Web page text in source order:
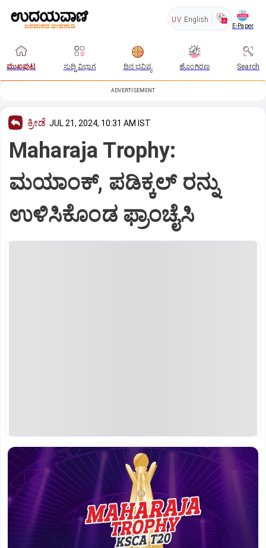
UV English
E-Paper
ಮುಖಪುಟ ಸುದ್ದಿ ವಿಭಾಗ ದಿನ ಭವಿಷ್ಯ ಹೊಂಗಿರಣ Search
ADVERTISEMENT
ಕ್ರೀಡೆ JUL 21, 2024, 10:31 AM IST
Maharaja Trophy:
ಮಯಾಂಕ್‌, ಪಡಿಕ್ಕಲ್‌ ರನ್ನು
ಉಳಿಸಿಕೊಂಡ ಫ್ರಾಂಚೈಸಿ